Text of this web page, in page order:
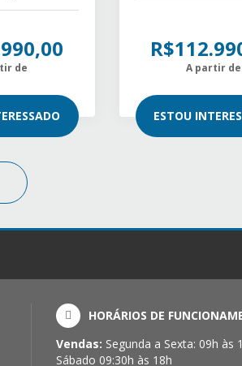
de A partir de
ESTOU
HORÁRIOS DE
Vendas: Segunda a Sexta: 09h às
Sábado 09:30h às 18h